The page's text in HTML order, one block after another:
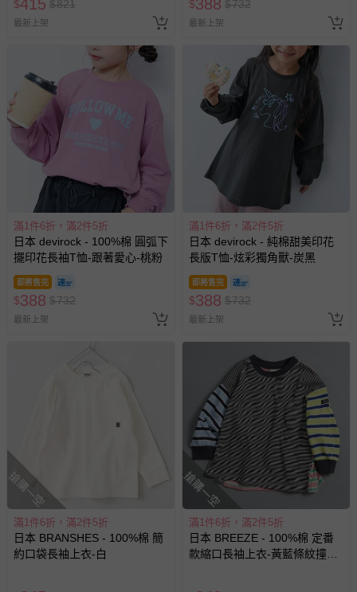
$415 $821
最新上架
$388 $732
最新上架
滿1件6折，滿2件5折
日本 devirock - 100%棉 圓弧下
擺印花長袖T恤-跟著愛心-桃粉
即將售完
$388 $732
最新上架
滿1件6折，滿2件5折
日本 devirock - 純棉甜美印花
長版T恤-炫彩獨角獸-炭黑
即將售完
$388 $732
最新上架
搶購一空
滿1件6折，滿2件5折
日本 BRANSHES - 100%棉 簡
約口袋長袖上衣-白
搶購一空
滿1件6折，滿2件5折
日本 BREEZE - 100%棉 定番
款縮口長袖上衣-黃藍條紋撞色-